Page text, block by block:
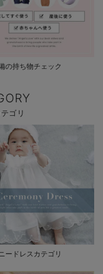
の持ち物チェック
ゴリ
ードレスカテゴリ